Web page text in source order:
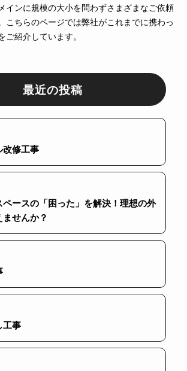
インに規模の大小を問わずさまざまなご依頼
こちらのページでは弊社がこれまでに携わっ
紹介しています。
最近の投稿
改修工事
ペースの「困った」を解決！理想の外
せんか？
工事